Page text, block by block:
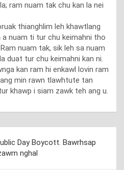
ram nuam tak chu kan la nei
thianghlim leh khawtlang
nuam ti tur chu keimahni tho
nuam tak, sik leh sa nuam
duat tur chu keimahni kan ni.
kan ram hi enkawl lovin ram
min rawn tlawhtute tan
khawp i siam zawk teh ang u.
Day Boycott. Bawrhsap
nghal